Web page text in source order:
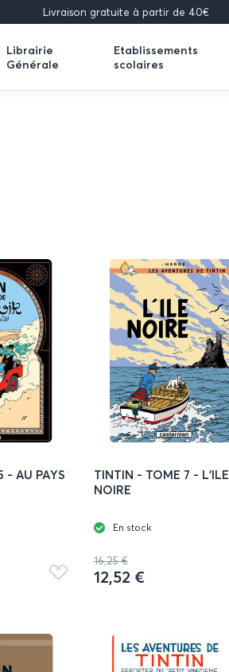
Livraison gratuite à partir de 40€
Librairie
Générale
Expand
Etablissements
scolaires
Expand
- AU PAYS
Ajouter
TINTIN - TOME 7 - L'ILE
NOIRE
En stock
16,25 €
12,52 €